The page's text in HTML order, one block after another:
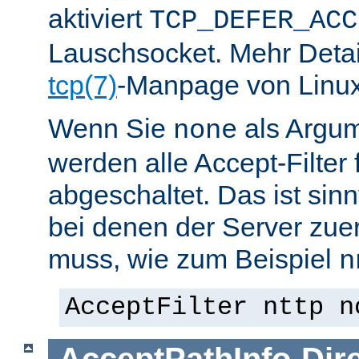
aktiviert
Lauschsocket. Mehr
tcp(7)-Manpage von
Wenn Sie none als
werden alle Accept-Filter
abgeschaltet. Das ist
bei denen der Server
muss, wie zum Beispiel
AcceptFilter nttp